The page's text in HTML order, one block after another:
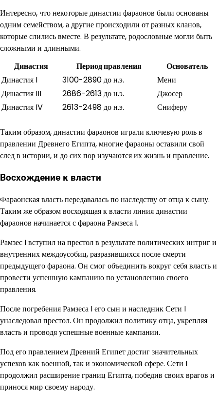
Интересно, что некоторые династии фараонов были основаны
одним семейством, а другие происходили от разных кланов,
которые слились вместе. В результате, родословные могли быть
сложными и длинными.
Династия
Период правления
Основатель
Династия I
3100-2890 до н.э.
Мени
Династия III
2686-2613 до н.э.
Джосер
Династия IV
2613-2498 до н.э. Сниферу
Таким образом, династии фараонов играли ключевую роль в
правлении Древнего Египта, многие фараоны оставили свой
след в истории, и до сих пор изучаются их жизнь и правление.
Восхождение к власти
Фараонская власть передавалась по наследству от отца к сыну.
Таким же образом восходящая к власти линия династии
фараонов начинается с фараона Рамзеса I.
Рамзес I вступил на престол в результате политических интриг и
внутренних междоусобиц, разразившихся после смерти
предыдущего фараона. Он смог объединить вокруг себя власть и
провести успешную кампанию по установлению своего
правления.
После погребения Рамзеса I его сын и наследник Сети I
унаследовал престол. Он продолжил политику отца, укрепляя
власть и проводя успешные военные кампании.
Под его правлением Древний Египет достиг значительных
успехов как военной, так и экономической сфере. Сети I
продолжил расширение границ Египта, победив своих врагов и
принося мир своему народу.